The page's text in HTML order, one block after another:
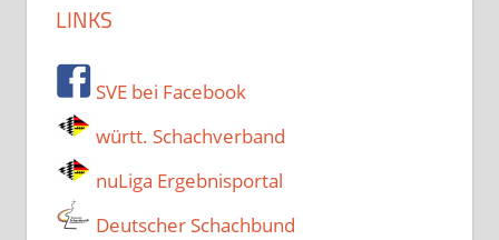
LINKS
SVE bei Facebook
württ. Schachverband
nuLiga Ergebnisportal
Deutscher Schachbund